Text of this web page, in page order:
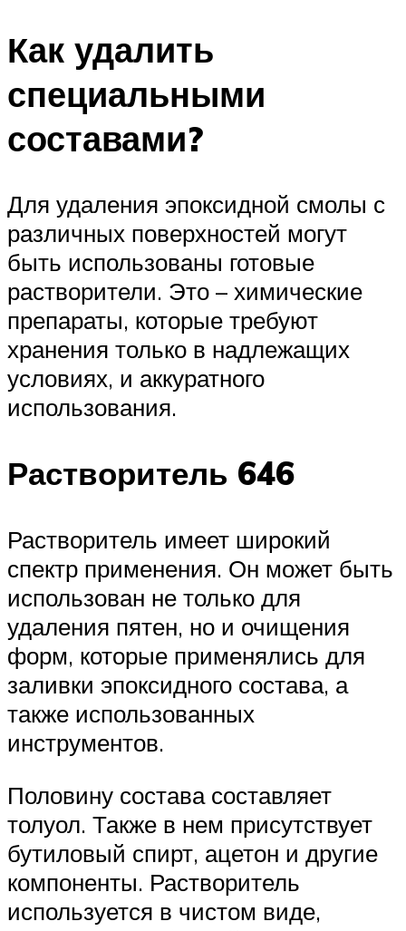
Как удалить
специальными
составами?
Для удаления эпоксидной смолы с
различных поверхностей могут
быть использованы готовые
растворители. Это – химические
препараты, которые требуют
хранения только в надлежащих
условиях, и аккуратного
использования.
Растворитель 646
Растворитель имеет широкий
спектр применения. Он может быть
использован не только для
удаления пятен, но и очищения
форм, которые применялись для
заливки эпоксидного состава, а
также использованных
инструментов.
Половину состава составляет
толуол. Также в нем присутствует
бутиловый спирт, ацетон и другие
компоненты. Растворитель
используется в чистом виде,